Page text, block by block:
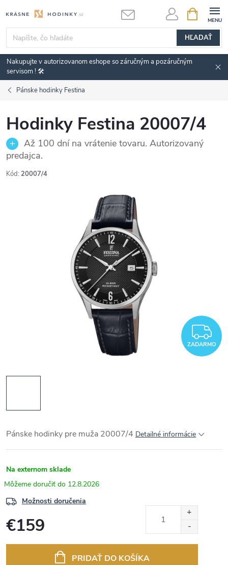
na
obsah
HĽADAŤ
KOŠÍK
Nakupujte v autorizovanom eshope so záručným a pozáručným
servisom ! 🛠️
Pánske hodinky Festina
Hodinky Festina 20007/4
Až 100 dní na vrátenie tovaru. Autorizovaný
predajca.
Kód: 20007/4
ZADARMO
Pánske hodinky pre muža 20007/4 Detailné informácie
Na externom sklade
12.8.2026
Možnosti doručenia
€159
PRIDAŤ DO KOŠÍKA